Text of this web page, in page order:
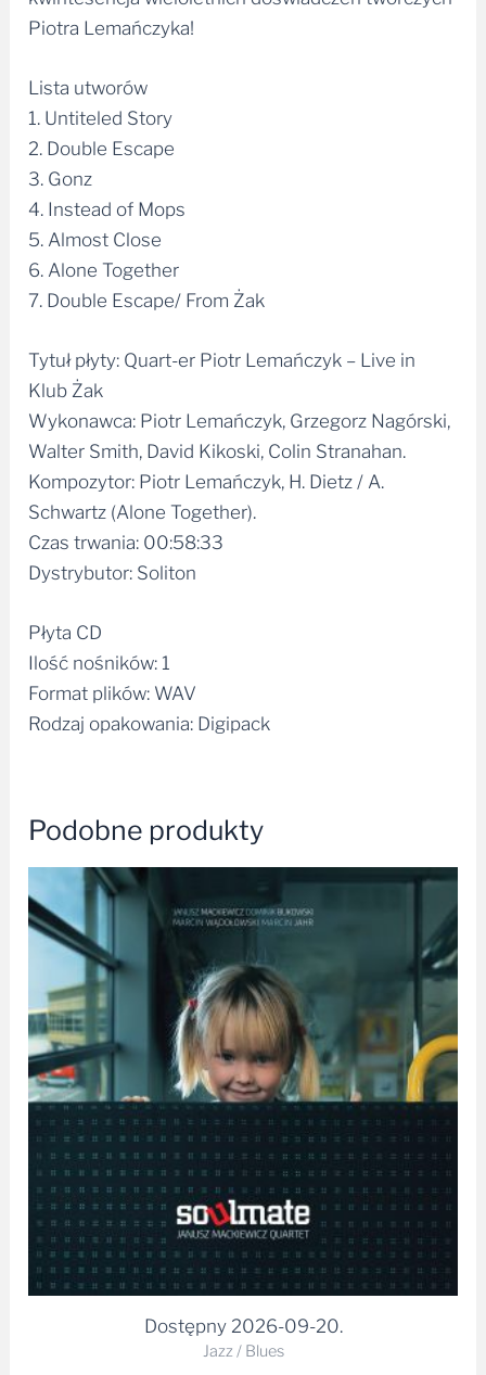
Piotra Lemańczyka!
Lista utworów
1. Untiteled Story
2. Double Escape
3. Gonz
4. Instead of Mops
5. Almost Close
6. Alone Together
7. Double Escape/ From Żak
Tytuł płyty: Quart-er Piotr Lemańczyk – Live in
Klub Żak
Wykonawca: Piotr Lemańczyk, Grzegorz Nagórski,
Walter Smith, David Kikoski, Colin Stranahan.
Kompozytor: Piotr Lemańczyk, H. Dietz / A.
Schwartz (Alone Together).
Czas trwania: 00:58:33
Dystrybutor: Soliton
Płyta CD
Ilość nośników: 1
Format plików: WAV
Rodzaj opakowania: Digipack
Podobne produkty
Dostępny 2026-09-20.
Jazz / Blues